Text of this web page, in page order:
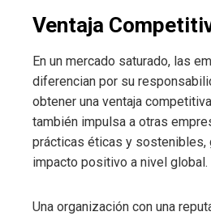
Ventaja
En un mercado saturado, las
diferencian por su
obtener una ventaja
también impulsa a otras
prácticas éticas y sostenibles,
impacto positivo a nivel global.
Una organización con una